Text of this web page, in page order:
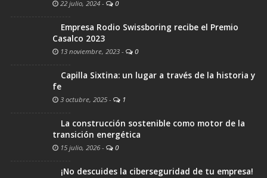
22 julio, 2024 - 0
Empresa Rodio Swissboring recibe el Premio
Casalco 2023
13 noviembre, 2023 - 0
Capilla Sixtina: un lugar a través de la historia y
fe
3 octubre, 2025 - 1
La construcción sostenible como motor de la
transición energética
15 julio, 2026 - 0
¡No descuides la ciberseguridad de tu empresa!